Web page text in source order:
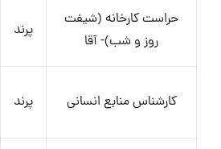
حراست کارخانه (شیفت
روز و شب)- آقا
پرند
کارشناس منابع انسانی پرند